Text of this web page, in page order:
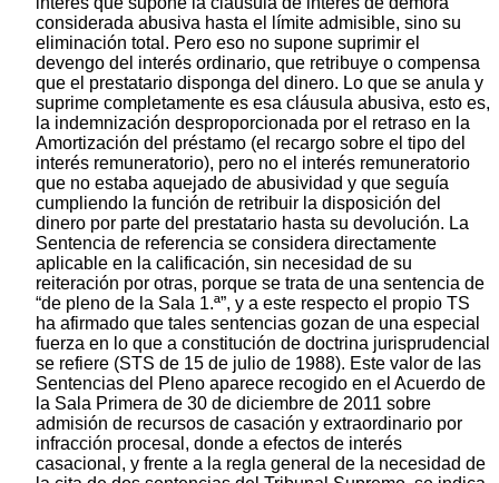
considerada abusiva hasta el límite admisible, sino su
eliminación total. Pero eso no supone suprimir el
devengo del interés ordinario, que retribuye o compensa
que el prestatario disponga del dinero. Lo que se anula y
suprime completamente es esa cláusula abusiva, esto es,
la indemnización desproporcionada por el retraso en la
Amortización del préstamo (el recargo sobre el tipo del
interés remuneratorio), pero no el interés remuneratorio
que no estaba aquejado de abusividad y que seguía
cumpliendo la función de retribuir la disposición del
dinero por parte del prestatario hasta su devolución. La
Sentencia de referencia se considera directamente
aplicable en la calificación, sin necesidad de su
reiteración por otras, porque se trata de una sentencia de
“de pleno de la Sala 1.ª”, y a este respecto el propio TS
ha afirmado que tales sentencias gozan de una especial
fuerza en lo que a constitución de doctrina jurisprudencial
se refiere (STS de 15 de julio de 1988). Este valor de las
Sentencias del Pleno aparece recogido en el Acuerdo de
la Sala Primera de 30 de diciembre de 2011 sobre
admisión de recursos de casación y extraordinario por
infracción procesal, donde a efectos de interés
casacional, y frente a la regla general de la necesidad de